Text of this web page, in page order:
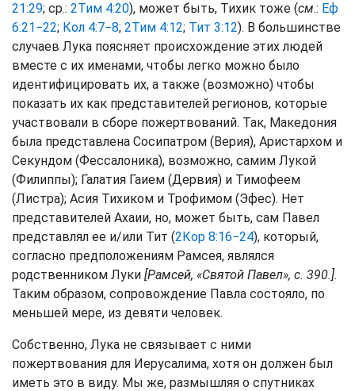
21:29; ср.: 2Тим 4:20), может быть, Тихик тоже (см.: Еф
6:21−22; Кол 4:7−8; 2Тим 4:12; Тит 3:12). В большинстве
случаев Лука поясняет происхождение этих людей
вместе с их именами, чтобы легко можно было
идентифицировать их, а также (возможно) чтобы
показать их как представителей регионов, которые
участвовали в сборе пожертвований. Так, Македония
была представлена Сосипатром (Верия), Аристархом и
Секундом (Фессалоника), возможно, самим Лукой
(Филиппы); Галатия Гаием (Дервия) и Тимофеем
(Листра); Асия Тихиком и Трофимом (Эфес). Нет
представителей Ахаии, но, может быть, сам Павел
представлял ее и/или Тит (2Кор 8:16−24), который,
согласно предположениям Рамсея, являлся
родственником Луки [Рамсей, «Святой Павел», с. 390.].
Таким образом, сопровождение Павла состояло, по
меньшей мере, из девяти человек.
Собственно, Лука не связывает с ними
пожертвования для Иерусалима, хотя он должен был
иметь это в виду. Мы же, размышляя о спутниках